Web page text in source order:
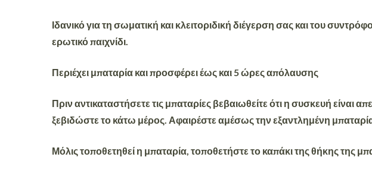
Ιδανικό για τη σωματική και κλειτοριδική διέγερση σας και του
ερωτικό παιχνίδι.
Περιέχει μπαταρία και προσφέρει έως και 5 ώρες απόλαυσης
Πριν αντικαταστήσετε τις μπαταρίες βεβαιωθείτε ότι η συσκευή είναι
ξεβιδώστε το κάτω μέρος. Αφαιρέστε αμέσως την εξαντλημένη
Μόλις τοποθετηθεί η μπαταρία, τοποθετήστε το καπάκι της θήκης της